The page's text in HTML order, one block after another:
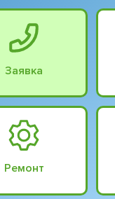
Заявка
Ремонт